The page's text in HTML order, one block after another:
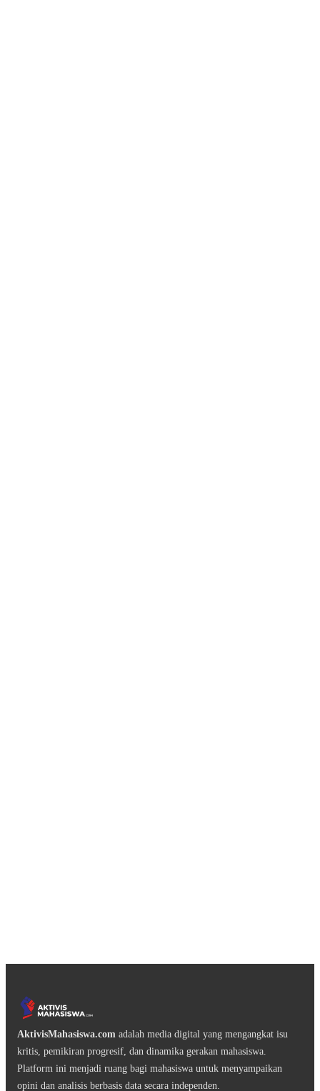
AktivisMahasiswa.com adalah media digital yang mengangkat isu
kritis, pemikiran progresif, dan dinamika gerakan mahasiswa.
Platform ini menjadi ruang bagi mahasiswa untuk menyampaikan
opini dan analisis berbasis data secara independen.